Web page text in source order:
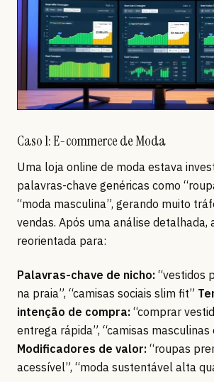
Caso 1: E-commerce de Moda
Uma loja online de moda estava
palavras-chave genéricas como
“moda masculina”, gerando muito
vendas. Após uma análise detalhada,
reorientada para:
Palavras-chave de nicho: “vestidos
na praia”, “camisas sociais slim fit”
intenção de compra: “comprar
entrega rápida”, “camisas
Modificadores de valor: “roupas
acessível”, “moda sustentável alta